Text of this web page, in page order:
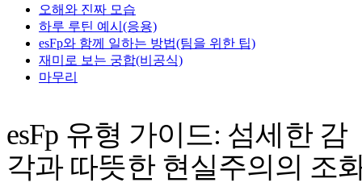
오해와 진짜 모습
하루 루틴 예시(응용)
esFp와 함께 일하는 방법(팀을 위한 팁)
재미로 보는 궁합(비공식)
마무리
esFp 유형 가이드: 섬세한 감
각과 따뜻한 현실주의의 조